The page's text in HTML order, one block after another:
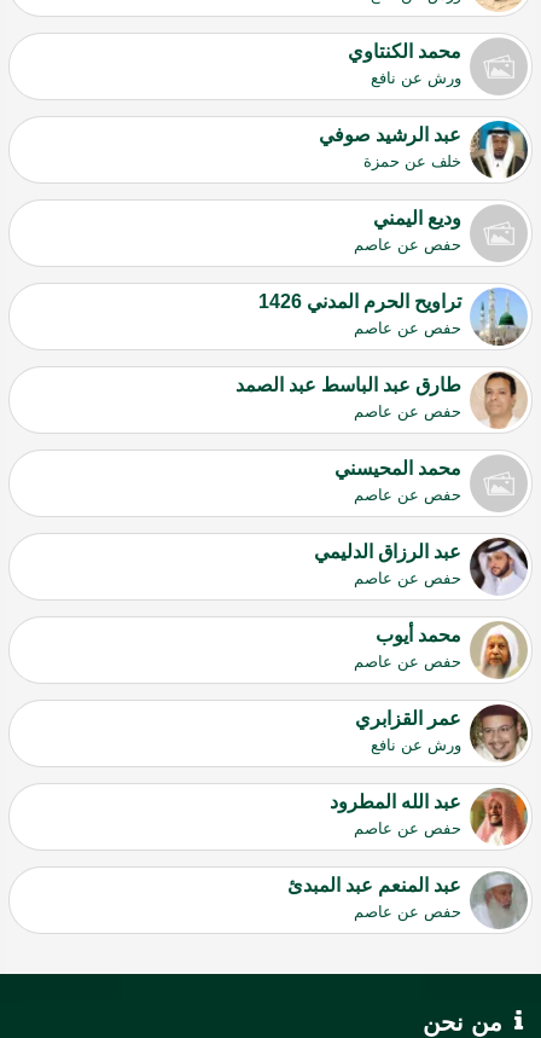
محمد الكنتاوي
ورش عن نافع
عبد الرشيد صوفي
خلف عن حمزة
وديع اليمني
حفص عن عاصم
تراويح الحرم المدني 1426
حفص عن عاصم
طارق عبد الباسط عبد الصمد
حفص عن عاصم
محمد المحيسني
حفص عن عاصم
عبد الرزاق الدليمي
حفص عن عاصم
محمد أيوب
حفص عن عاصم
عمر القزابري
ورش عن نافع
عبد الله المطرود
حفص عن عاصم
عبد المنعم عبد المبدئ
حفص عن عاصم
من نحن